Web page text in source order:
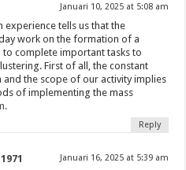
Januari 10, 2025 at 5:08 am
experience tells us that the
work on the formation of a
complete important tasks to
First of all, the constant
the scope of our activity implies
of implementing the mass
Reply
Januari 16, 2025 at 5:39 am